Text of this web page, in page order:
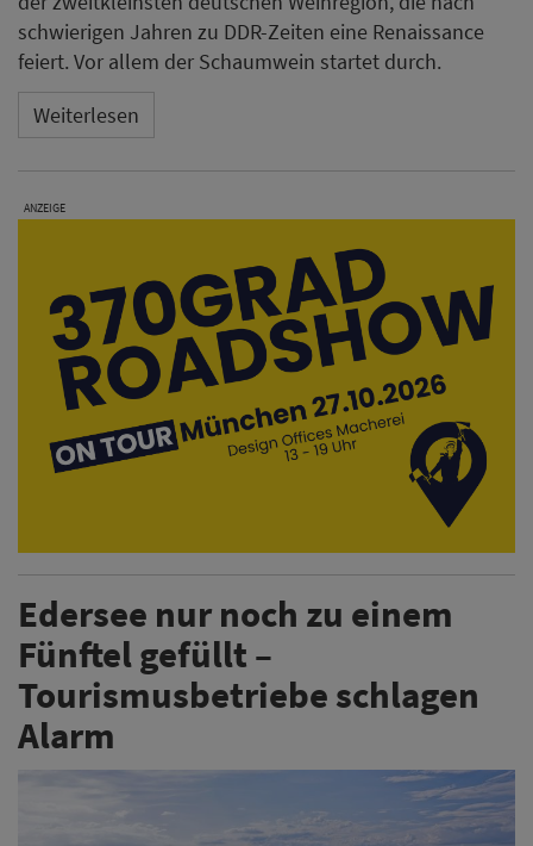
schwierigen Jahren zu DDR-Zeiten eine Renaissance
feiert. Vor allem der Schaumwein startet durch.
Weiterlesen
ANZEIGE
Edersee nur noch zu einem
Fünftel gefüllt –
Tourismusbetriebe schlagen
Alarm